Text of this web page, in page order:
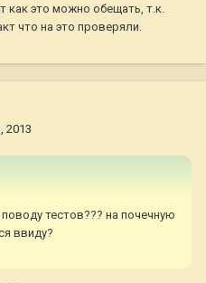
как это можно обещать, т.к.
что на это проверяли.
2013
тестов??? на почечную
ввиду?